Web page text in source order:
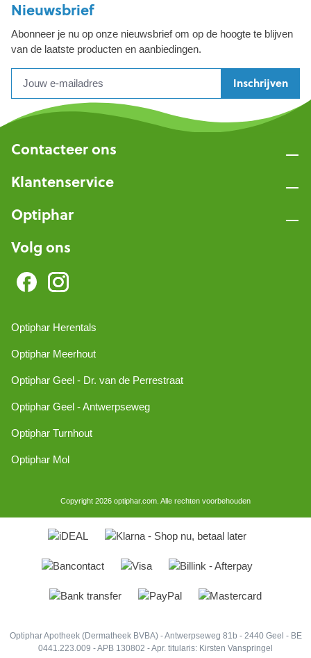
Nieuwsbrief
Abonneer je nu op onze nieuwsbrief om op de hoogte te blijven
van de laatste producten en aanbiedingen.
Inschrijven
Contacteer ons
Klantenservice
Optiphar
Volg ons
Optiphar Herentals
Optiphar Meerhout
Optiphar Geel - Dr. van de Perrestraat
Optiphar Geel - Antwerpseweg
Optiphar Turnhout
Optiphar Mol
Copyright 2026 optiphar.com. Alle rechten voorbehouden
Optiphar Apotheek (Dermatheek BVBA) - Antwerpseweg 81b - 2440 Geel - BE
0441.223.009 - APB 130802 - Apr. titularis: Kirsten Vanspringel